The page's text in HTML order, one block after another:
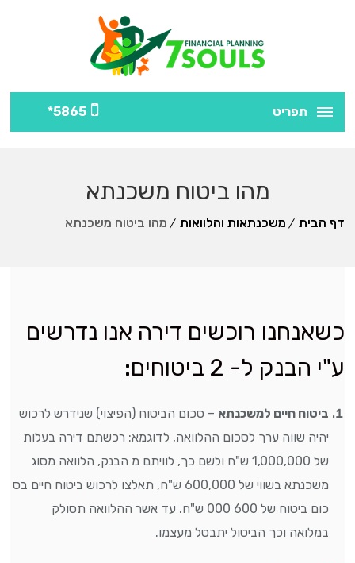
תפריט
מהו ביטוח משכנתא
דף הבית משכנתאות והלוואות מהו ביטוח משכנתא
כשאנחנו רוכשים דירה אנו נדרשים
ע"י הבנק ל- 2 ביטוחים:
ביטוח חיים למשכנתא – סכום הביטוח (הפיצוי) שנידרש לרכוש
יהיה שווה ערך לסכום ההלוואה, לדוגמא: רכשתם דירה בעלות
של 1,000,000 ש"ח ולשם כך, לוויתם מ הבנק, הלוואה מסוג
משכנתא בשווי של 600,000 ש"ח, תאלצו לרכוש ביטוח חיים בס
כום ביטוח של 600 000 ש"ח. עד אשר ההלוואה תסולק
במלואה וכך הביטול יתבטל מעצמו.